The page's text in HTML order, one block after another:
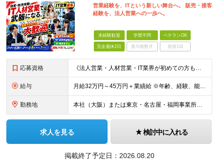
営業経験を、ITという新しい舞台へ。 販売・接客
経験を、法人営業への一歩へ。
未経験歓迎 学歴不問 ベテランOK
完全週休2日 賞与複数月 面接1回
応募資格 《法人営業・人材営業・IT業界が初めての方も歓迎！》 ◆学歴不問 ◆営業に興味がある方 ◆人と話したり、相手の話を聞いたりする仕事がしたい方 ※営業経験・IT知識・AIの利用経験は問いません。 ※
給与 月給32万円～45万円＋業績給 ※年齢、経験、能力を考慮の上、優遇します。 ※業績給は経験や実績に応じ、当社規定により支給額を決定します。 ※試用期間3ヶ月あり。その間の待遇に変更はありません。
勤務地 本社（大阪）または東京・名古屋・福岡事業所のいずれか ★希望勤務地を考慮 ★転勤なし ★U・Iターン歓迎 【大阪本社】 大阪府大阪市西区江戸堀2-2-1 アズワン別館8F 【東京事業所】 東京都
求人を見る 検討中に入れる
掲載終了予定日： 2026.08.20